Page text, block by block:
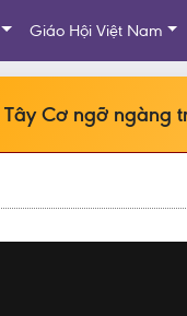
Giáo Hội Việt Nam
Cơ ngỡ ngàng